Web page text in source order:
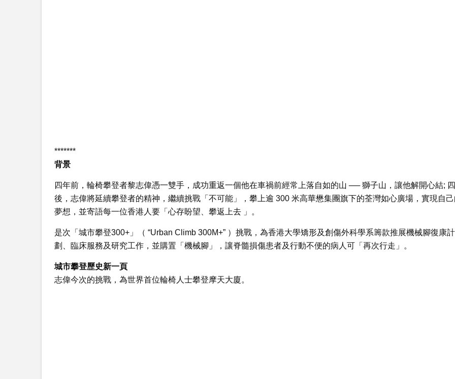
*******
背景
四年前，輪椅攀登者黎志偉憑一雙手，成功重返一個他在車禍前經常上落自如的山 ── 獅子山，讓他解開心結;
後，志偉將延續攀登者的精神，繼續挑戰「不可能」，攀上逾 300 米高華懋集團旗下的荃灣如心廣場，實現自
夢想，並寄語每一位香港人要「心存盼望、攀返上去 」。
是次「城市攀登300+」（ “Urban Climb 300M+” ）挑戰，為香港大學矯形及創傷外科學系籌款推展機械腳復康計
劃、臨床服務及研究工作，並購置「機械腳」，讓脊髓損傷患者及行動不便的病人可「再次行走」。
城市攀登歷史新一頁
志偉今次的挑戰，為世界首位輪椅人士攀登摩天大廈。